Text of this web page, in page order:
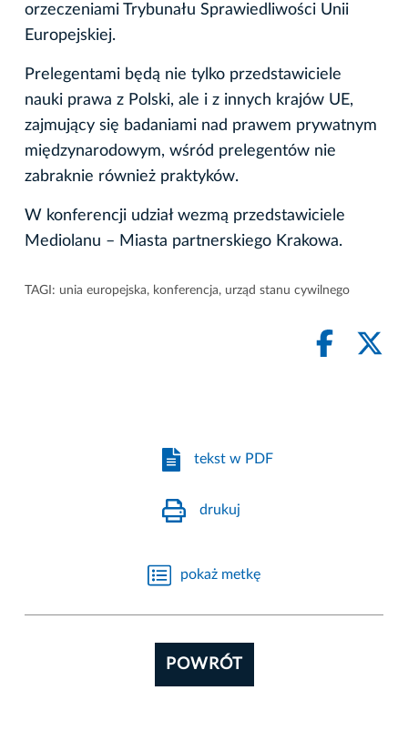
orzeczeniami Trybunału Sprawiedliwości Unii
Europejskiej.
Prelegentami będą nie tylko przedstawiciele
nauki prawa z Polski, ale i z innych krajów UE,
zajmujący się badaniami nad prawem prywatnym
międzynarodowym, wśród prelegentów nie
zabraknie również praktyków.
W konferencji udział wezmą przedstawiciele
Mediolanu – Miasta partnerskiego Krakowa.
TAGI: unia europejska, konferencja, urząd stanu cywilnego
tekst w PDF
drukuj
pokaż metkę
POWRÓT